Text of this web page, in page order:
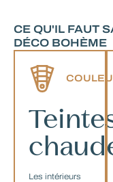
CE QU'IL FAUT
DÉCO BOHÈME
Les intérieurs